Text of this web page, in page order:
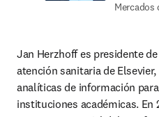
Mercados
Jan Herzhoff es presidente
atención sanitaria de
analíticas de información
instituciones académicas. En